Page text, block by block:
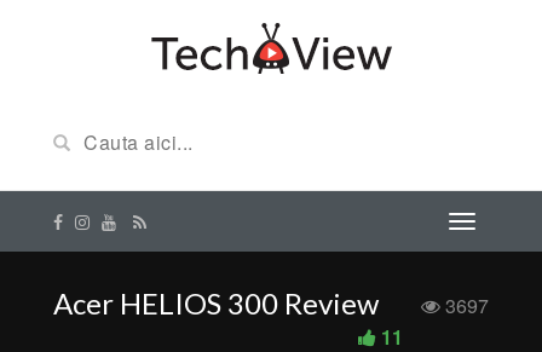
Acer HELIOS 300 Review
3697
11